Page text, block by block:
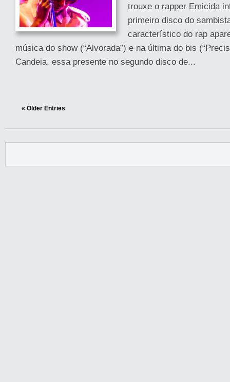
trouxe o rapper Emicida
primeiro disco do
característico do rap
música do show (“Alvorada”) e na última do bis
Candeia, essa presente no segundo disco de...
« Older Entries